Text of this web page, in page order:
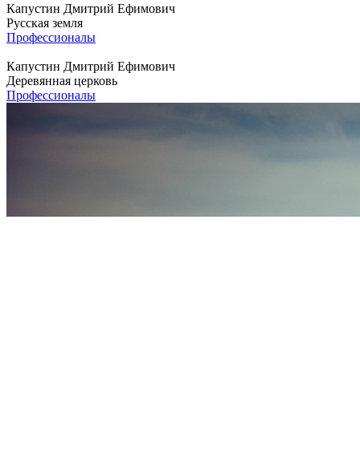
Капустин Дмитрий Ефимович
Русская земля
Профессионалы
Капустин Дмитрий Ефимович
Деревянная церковь
Профессионалы